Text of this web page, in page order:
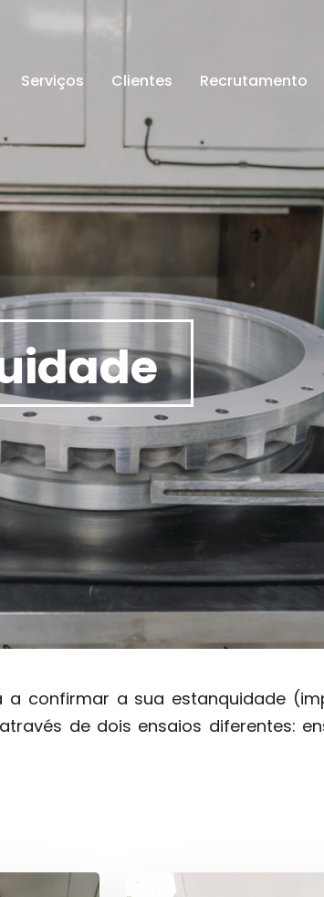
Serviços Clientes Recrutamento
confirmar a sua estanquidade
de dois ensaios diferentes: